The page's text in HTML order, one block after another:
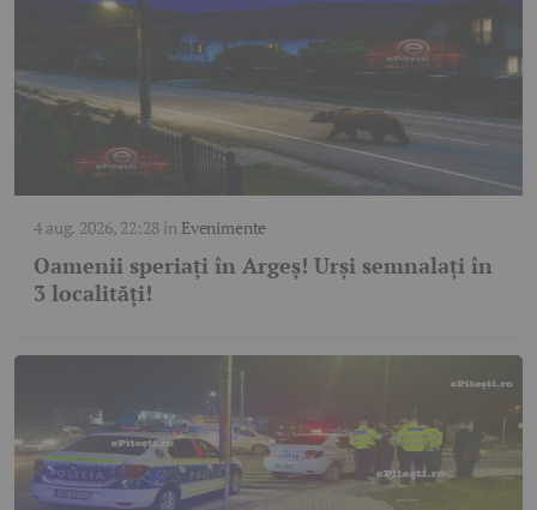
4 aug. 2026, 22:28în Evenimente
Oamenii speriați în Argeș! Urși semnalați în
3 localități!